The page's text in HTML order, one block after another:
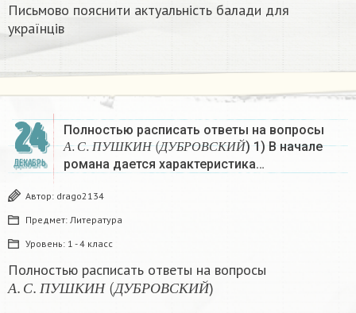
Письмово пояснити актуальність балади для
українців
24
ДЕКАБРЬ
Полностью расписать ответы на вопросы
А С П У Ш КИ Н
А С. ПУШКИН
Д УБР ОВ СКИЙ
(ДУБРОВСКИЙ) 1) В начале
романа дается характеристика…
Автор: drago2134
Предмет: Литература
Уровень: 1 - 4 класс
Полностью расписать ответы на вопросы
А С П У Ш КИ Н
АС.ПУШКИН
ДУ Б Р О В С КИ Й
(ДУБРОВСКИЙ)